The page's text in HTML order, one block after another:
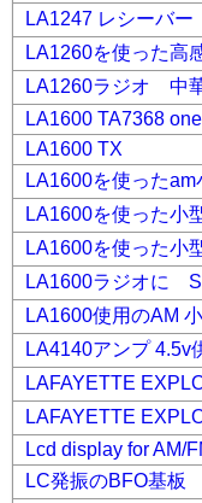
LA1247 レシーバー
LA1260を使った高
LA1260ラジオ 中
LA1600 TA7368
LA1600 TX
LA1600を使った
LA1600を使った小
LA1600を使った小
LA1600ラジオに S
LA1600使用のAM
LA4140アンプ 4.5v
LAFAYETTE
LAFAYETTE
Lcd display for AM/
LC発振のBFO基板